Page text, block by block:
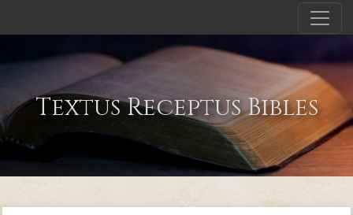
Textus Receptus Bibles